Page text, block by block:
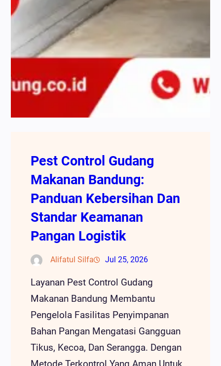
Pest Control Gudang
Makanan Bandung:
Panduan Kebersihan Dan
Standar Keamanan
Pangan Logistik
Alifatul Silfa Jul 25, 2026
Layanan Pest Control Gudang
Makanan Bandung Membantu
Pengelola Fasilitas Penyimpanan
Bahan Pangan Mengatasi Gangguan
Tikus, Kecoa, Dan Serangga. Dengan